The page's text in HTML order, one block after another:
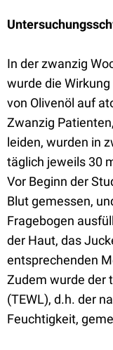
In der zwanzig
wurde die
von Olivenöl auf
Zwanzig
leiden, wurden in
täglich jeweils 30
Vor Beginn der
Blut gemessen,
Fragebogen
der Haut, das
entsprechenden
Zudem wurde der
(TEWL), d.h. der
Feuchtigkeit,